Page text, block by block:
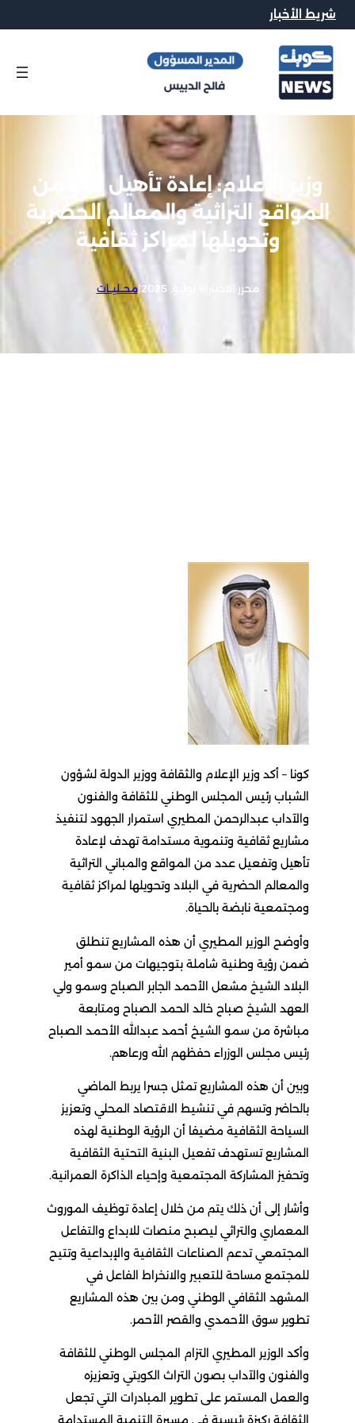
شريط الأخبار
وزير الإعلام: إعادة تأهيل عدد من
المواقع التراثية والمعالم الحضرية
وتحويلها لمراكز ثقافية
محرر الاخبار |محــليــات
كونا – أكد وزير الإعلام والثقافة ووزير الدولة لشؤون
الشباب رئيس المجلس الوطني للثقافة والفنون
والآداب عبدالرحمن المطيري استمرار الجهود لتنفيذ
مشاريع ثقافية وتنموية مستدامة تهدف لإعادة
تأهيل وتفعيل عدد من المواقع والمباني التراثية
والمعالم الحضرية في البلاد وتحويلها لمراكز ثقافية
ومجتمعية نابضة بالحياة.
وأوضح الوزير المطيري أن هذه المشاريع تنطلق
ضمن رؤية وطنية شاملة بتوجيهات من سمو أمير
البلاد الشيخ مشعل الأحمد الجابر الصباح وسمو ولي
العهد الشيخ صباح خالد الحمد الصباح ومتابعة
مباشرة من سمو الشيخ أحمد عبدالله الأحمد الصباح
رئيس مجلس الوزراء حفظهم الله ورعاهم.
وبين أن هذه المشاريع تمثل جسرا يربط الماضي
بالحاضر وتسهم في تنشيط الاقتصاد المحلي وتعزيز
السياحة الثقافية مضيفا أن الرؤية الوطنية لهذه
المشاريع تستهدف تفعيل البنية التحتية الثقافية
وتحفيز المشاركة المجتمعية وإحياء الذاكرة العمرانية.
وأشار إلى أن ذلك يتم من خلال إعادة توظيف الموروث
المعماري والتراثي ليصبح منصات للابداع والتفاعل
المجتمعي تدعم الصناعات الثقافية والإبداعية وتتيح
للمجتمع مساحة للتعبير والانخراط الفاعل في
المشهد الثقافي الوطني ومن بين هذه المشاريع
تطوير سوق الأحمدي والقصر الأحمر.
وأكد الوزير المطيري التزام المجلس الوطني للثقافة
والفنون والآداب بصون التراث الكويتي وتعزيزه
والعمل المستمر على تطوير المبادرات التي تجعل